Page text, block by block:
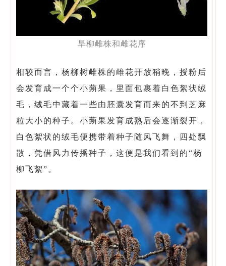
旱柳雌株和雌花序
相较而言，杨柳树雌株的雌花开放稍晚，授粉后
会发育成一个个小蒴果，里面包裹着白色絮状绒
毛，绒毛中藏着一些由胚囊发育而来的不到芝麻
粒大小的种子。小蒴果发育成熟后会逐渐裂开，
白色絮状的绒毛便携带着种子随风飞舞，四处飘
散，凭借风力传播种子，这便是我们看到的“杨
柳飞絮”。